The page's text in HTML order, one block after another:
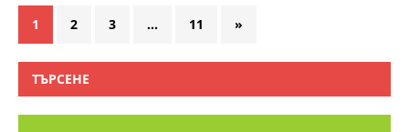
1 2 3 … 11 »
ТЪРСЕНЕ